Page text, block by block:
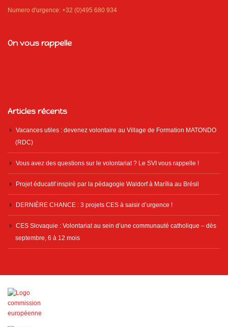
Numero d'urgence: +32 (0)495 680 934
On vous rappelle
Articles récents
Vacances utiles : devenez volontaire au Village de Formation MATONDO
(RDC)
Vous avez des questions sur le volontariat ? Le SVI vous rappelle !
Projet éducatif inspiré par la pédagogie Waldorf à Marília au Brésil
DERNIÈRE CHANCE : 3 projets CES à saisir d’urgence !
CES Slovaquie : Volontariat au sein d’une communauté catholique – dès
septembre, 6 à 12 mois